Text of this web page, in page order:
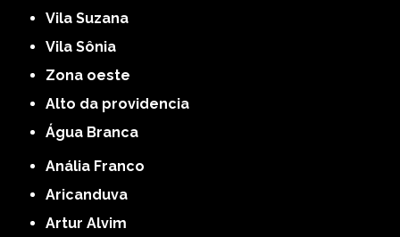
Vila Suzana
Vila Sônia
Zona oeste
alto da providencia
Água Branca
Anália Franco
Aricanduva
Artur Alvim